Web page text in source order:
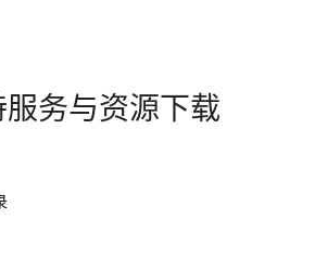
服务与资源下载